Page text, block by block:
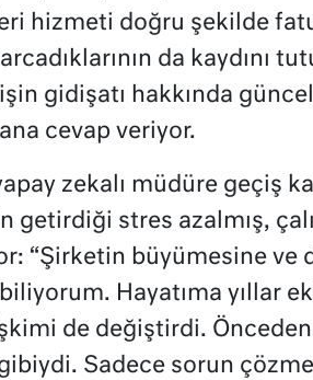
hizmeti doğru şekilde
da kaydını
gidişatı hakkında
cevap veriyor.
zekalı müdüre geçiş
getirdiği stres azalmış,
“Şirketin büyümesine ve
Hayatıma yıllar
de değiştirdi.
Sadece sorun çözme